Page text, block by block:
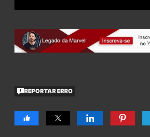
REPORTAR ERRO